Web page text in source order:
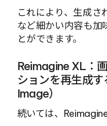
これにより、生成さ
など細かい内容も加
とができます。
Reimagine XL：
ションを再生成
Image）
続いては、